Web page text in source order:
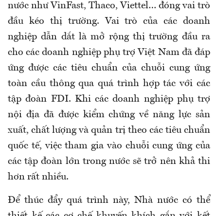
nước như VinFast, Thaco, Viettel… đóng vai trò
đầu kéo thị trường. Vai trò của các doanh
nghiệp dẫn dắt là mở rộng thị trường đầu ra
cho các doanh nghiệp phụ trợ Việt Nam đã đáp
ứng được các tiêu chuẩn của chuỗi cung ứng
toàn cầu thông qua quá trình hợp tác với các
tập đoàn FDI. Khi các doanh nghiệp phụ trợ
nội địa đã được kiểm chứng về năng lực sản
xuất, chất lượng và quản trị theo các tiêu chuẩn
quốc tế, việc tham gia vào chuỗi cung ứng của
các tập đoàn lớn trong nước sẽ trở nên khả thi
hơn rất nhiều.
Để thúc đẩy quá trình này, Nhà nước có thể